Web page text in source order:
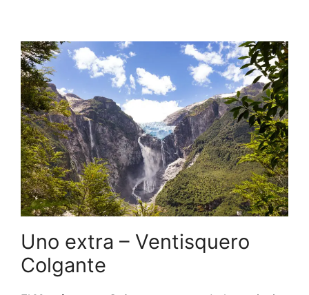
Uno extra – Ventisquero
Colgante